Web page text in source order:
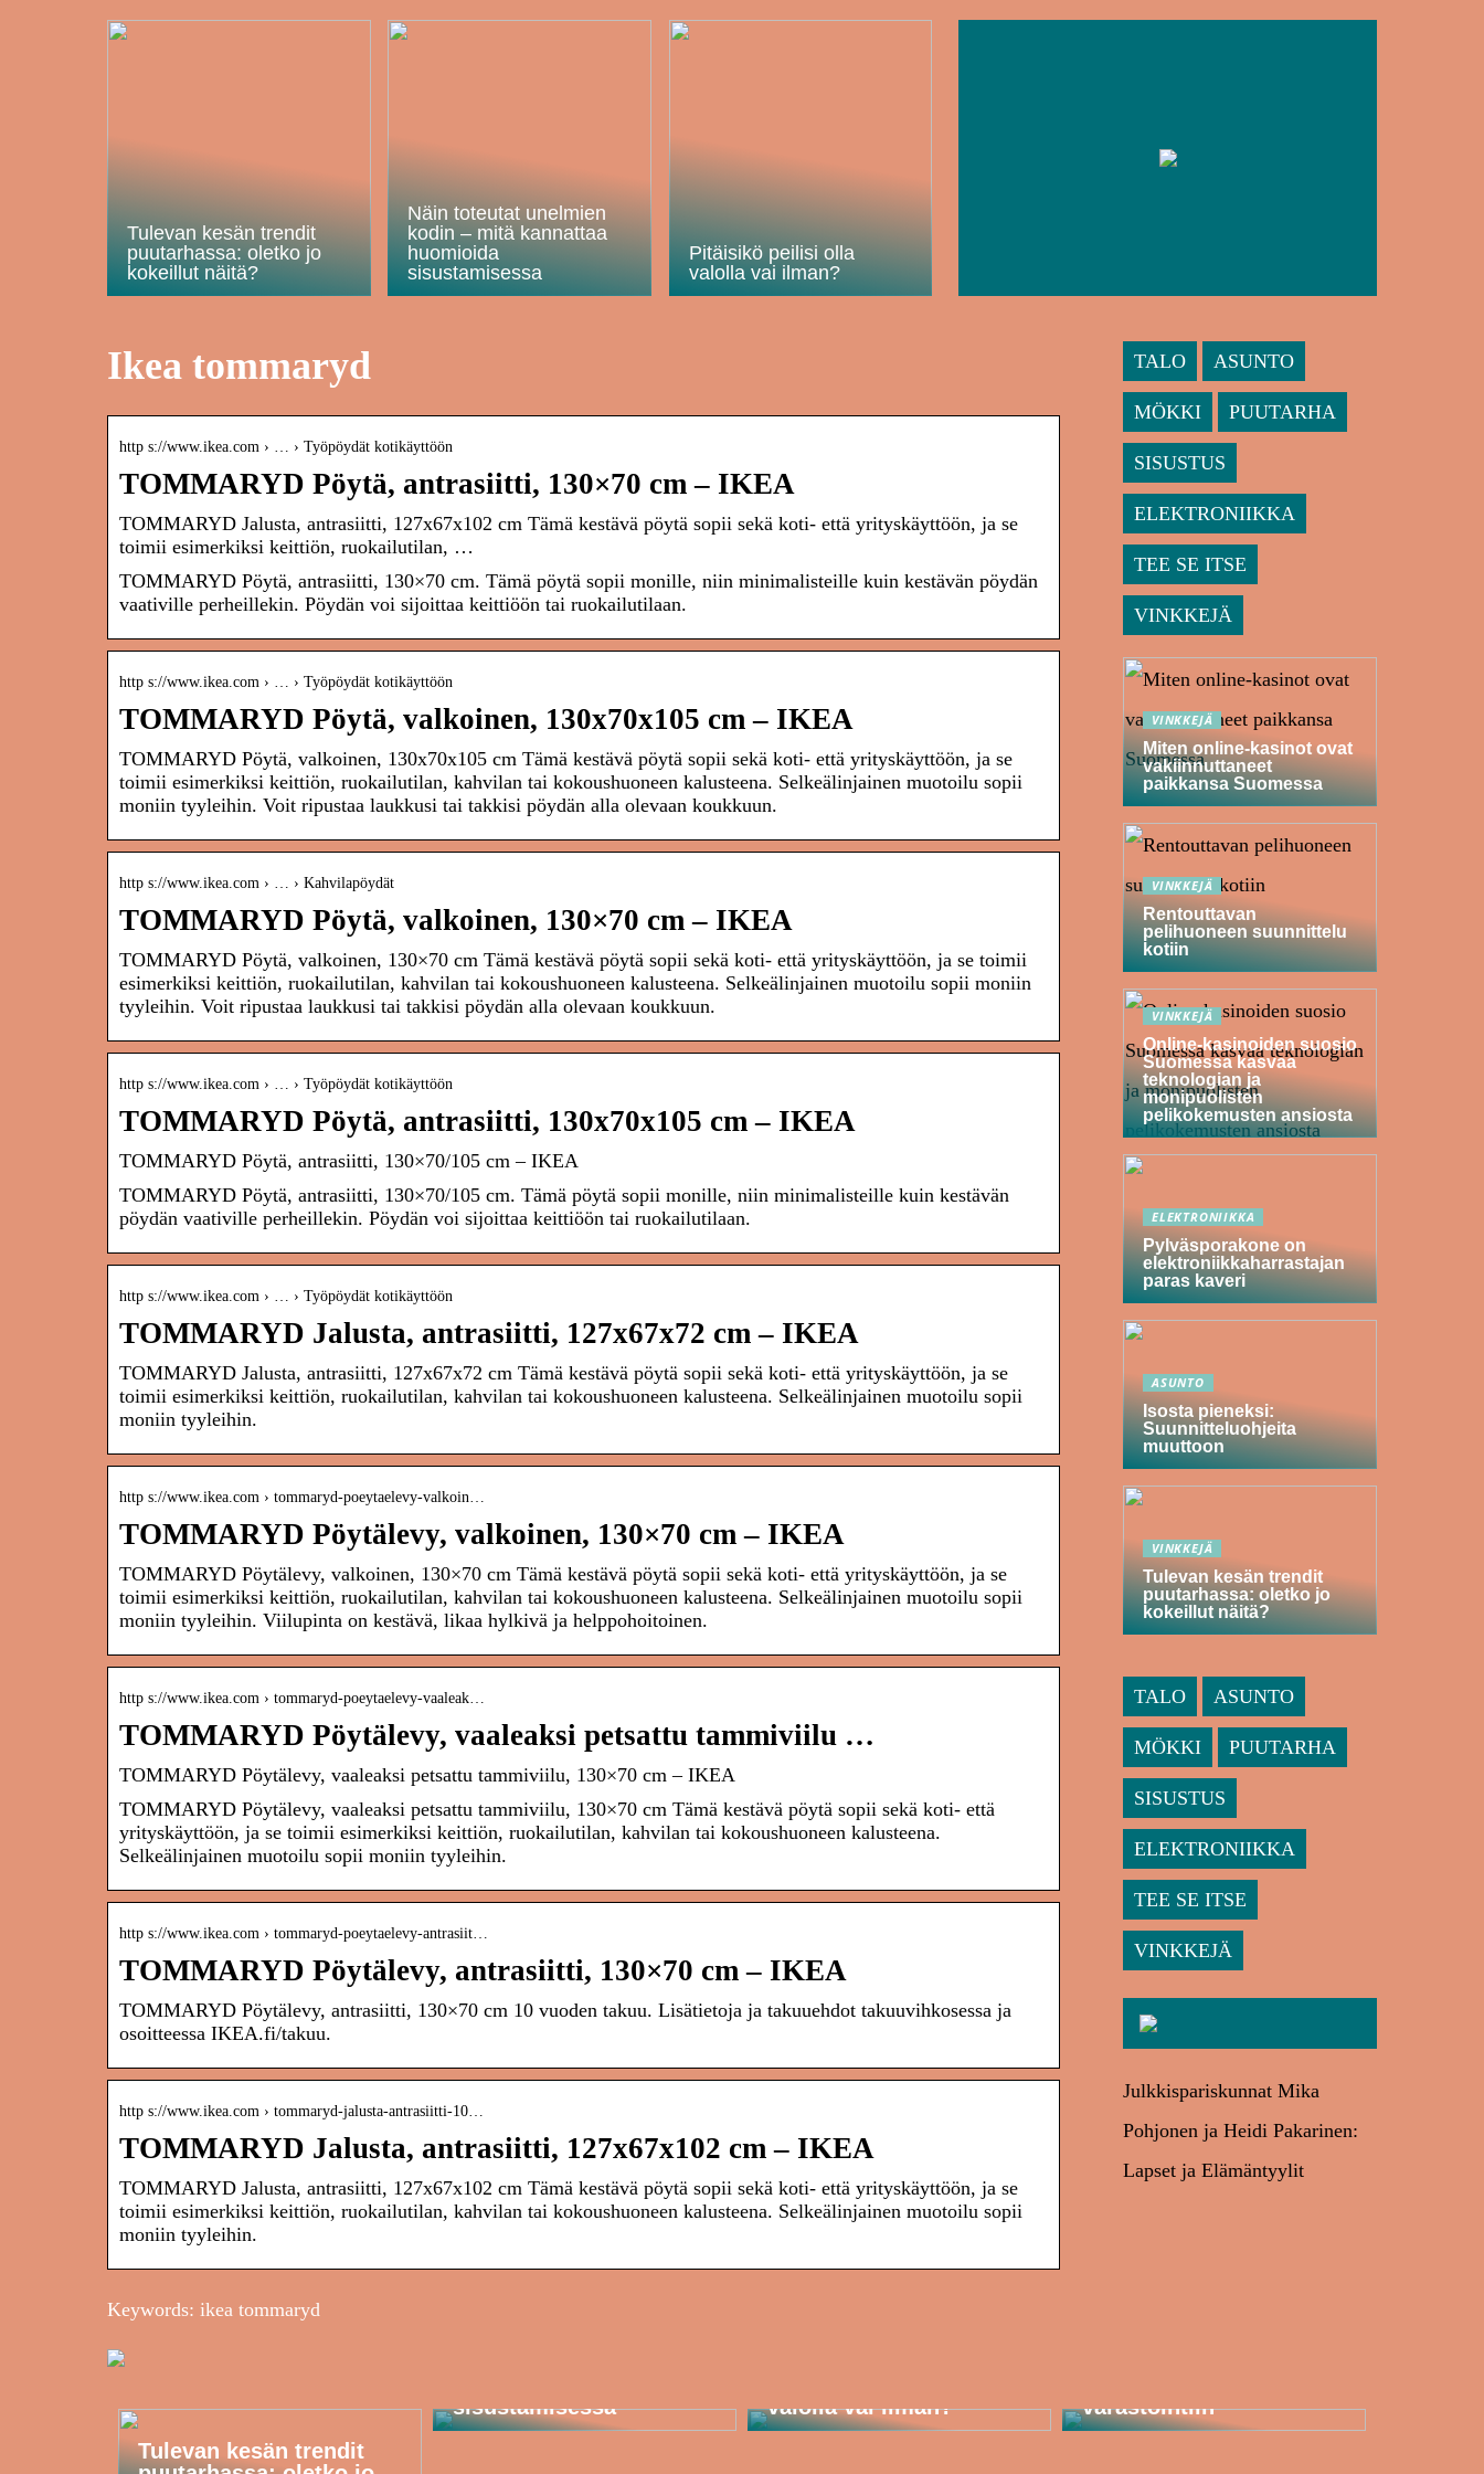
Tulevan kesän trendit
puutarhassa: oletko jo
kokeillut näitä?
Näin toteutat unelmien
kodin – mitä kannattaa
huomioida
sisustamisessa
Pitäisikö peilisi olla
valolla vai ilman?
Ikea tommaryd
http s://www.ikea.com › … › Työpöydät kotikäyttöön
TOMMARYD Pöytä, antrasiitti, 130×70 cm – IKEA
TOMMARYD Jalusta, antrasiitti, 127x67x102 cm Tämä kestävä pöytä sopii sekä koti- että yrityskäyttöön, ja se
toimii esimerkiksi keittiön, ruokailutilan, …
TOMMARYD Pöytä, antrasiitti, 130×70 cm. Tämä pöytä sopii monille, niin minimalisteille kuin kestävän pöydän
vaativille perheillekin. Pöydän voi sijoittaa keittiöön tai ruokailutilaan.
http s://www.ikea.com › … › Työpöydät kotikäyttöön
TOMMARYD Pöytä, valkoinen, 130x70x105 cm – IKEA
TOMMARYD Pöytä, valkoinen, 130x70x105 cm Tämä kestävä pöytä sopii sekä koti- että yrityskäyttöön, ja se
toimii esimerkiksi keittiön, ruokailutilan, kahvilan tai kokoushuoneen kalusteena. Selkeälinjainen muotoilu sopii
moniin tyyleihin. Voit ripustaa laukkusi tai takkisi pöydän alla olevaan koukkuun.
http s://www.ikea.com › … › Kahvilapöydät
TOMMARYD Pöytä, valkoinen, 130×70 cm – IKEA
TOMMARYD Pöytä, valkoinen, 130×70 cm Tämä kestävä pöytä sopii sekä koti- että yrityskäyttöön, ja se toimii
esimerkiksi keittiön, ruokailutilan, kahvilan tai kokoushuoneen kalusteena. Selkeälinjainen muotoilu sopii moniin
tyyleihin. Voit ripustaa laukkusi tai takkisi pöydän alla olevaan koukkuun.
http s://www.ikea.com › … › Työpöydät kotikäyttöön
TOMMARYD Pöytä, antrasiitti, 130x70x105 cm – IKEA
TOMMARYD Pöytä, antrasiitti, 130×70/105 cm – IKEA
TOMMARYD Pöytä, antrasiitti, 130×70/105 cm. Tämä pöytä sopii monille, niin minimalisteille kuin kestävän
pöydän vaativille perheillekin. Pöydän voi sijoittaa keittiöön tai ruokailutilaan.
http s://www.ikea.com › … › Työpöydät kotikäyttöön
TOMMARYD Jalusta, antrasiitti, 127x67x72 cm – IKEA
TOMMARYD Jalusta, antrasiitti, 127x67x72 cm Tämä kestävä pöytä sopii sekä koti- että yrityskäyttöön, ja se
toimii esimerkiksi keittiön, ruokailutilan, kahvilan tai kokoushuoneen kalusteena. Selkeälinjainen muotoilu sopii
moniin tyyleihin.
http s://www.ikea.com › tommaryd-poeytaelevy-valkoin…
TOMMARYD Pöytälevy, valkoinen, 130×70 cm – IKEA
TOMMARYD Pöytälevy, valkoinen, 130×70 cm Tämä kestävä pöytä sopii sekä koti- että yrityskäyttöön, ja se
toimii esimerkiksi keittiön, ruokailutilan, kahvilan tai kokoushuoneen kalusteena. Selkeälinjainen muotoilu sopii
moniin tyyleihin. Viilupinta on kestävä, likaa hylkivä ja helppohoitoinen.
http s://www.ikea.com › tommaryd-poeytaelevy-vaaleak…
TOMMARYD Pöytälevy, vaaleaksi petsattu tammiviilu …
TOMMARYD Pöytälevy, vaaleaksi petsattu tammiviilu, 130×70 cm – IKEA
TOMMARYD Pöytälevy, vaaleaksi petsattu tammiviilu, 130×70 cm Tämä kestävä pöytä sopii sekä koti- että
yrityskäyttöön, ja se toimii esimerkiksi keittiön, ruokailutilan, kahvilan tai kokoushuoneen kalusteena.
Selkeälinjainen muotoilu sopii moniin tyyleihin.
http s://www.ikea.com › tommaryd-poeytaelevy-antrasiit…
TOMMARYD Pöytälevy, antrasiitti, 130×70 cm – IKEA
TOMMARYD Pöytälevy, antrasiitti, 130×70 cm 10 vuoden takuu. Lisätietoja ja takuuehdot takuuvihkosessa ja
osoitteessa IKEA.fi/takuu.
http s://www.ikea.com › tommaryd-jalusta-antrasiitti-10…
TOMMARYD Jalusta, antrasiitti, 127x67x102 cm – IKEA
TOMMARYD Jalusta, antrasiitti, 127x67x102 cm Tämä kestävä pöytä sopii sekä koti- että yrityskäyttöön, ja se
toimii esimerkiksi keittiön, ruokailutilan, kahvilan tai kokoushuoneen kalusteena. Selkeälinjainen muotoilu sopii
moniin tyyleihin.
Keywords: ikea tommaryd
TALO ASUNTO
MÖKKI PUUTARHA
SISUSTUS
ELEKTRONIIKKA
TEE SE ITSE
VINKKEJÄ
VINKKEJÄ
Miten online-kasinot ovat
vakiinnuttaneet
paikkansa Suomessa
VINKKEJÄ
Rentouttavan
pelihuoneen suunnittelu
kotiin
VINKKEJÄ
Online-kasinoiden suosio
Suomessa kasvaa
teknologian ja
monipuolisten
pelikokemusten ansiosta
ELEKTRONIIKKA
Pylväsporakone on
elektroniikkaharrastajan
paras kaveri
ASUNTO
Isosta pieneksi:
Suunnitteluohjeita
muuttoon
VINKKEJÄ
Tulevan kesän trendit
puutarhassa: oletko jo
kokeillut näitä?
TALO ASUNTO
MÖKKI PUUTARHA
SISUSTUS
ELEKTRONIIKKA
TEE SE ITSE
VINKKEJÄ
Julkkispariskunnat Mika
Pohjonen ja Heidi Pakarinen:
Lapset ja Elämäntyylit
Tulevan kesän trendit
sisustamisessa
valolla vai ilman?
varastointiin